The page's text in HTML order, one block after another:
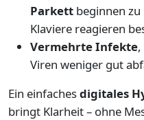
Parkett beginnen
Klaviere reagieren
Vermehrte Infekte
Viren weniger gut
Ein einfachesdigitales
bringt Klarheit – ohne